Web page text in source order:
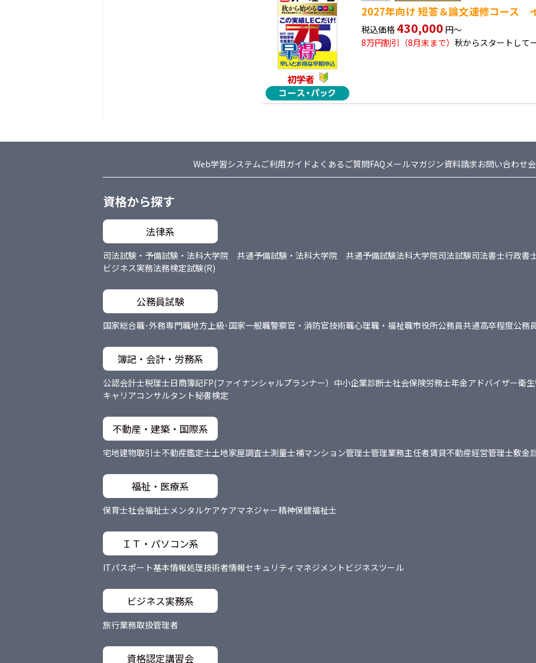
初学者
2027年向け 短答＆論文速修コース
税込価格 430,000 円～
8万円割引（8月末まで）秋からスタートして
Web学習システムご利用ガイド よくあるご質問FAQ メールマガジン資料請求お問い合わせ
資格から探す
法律系
司法試験・予備試験・法科大学院 共通予備試験・法科大学院 共通予備試験法科大学院司法試験司法書士行政書
ビジネス実務法務検定試験(R)
公務員試験
国家総合職･外務専門職地方上級･国家一般職警察官・消防官技術職心理職・福祉職市役所公務員共通高卒程度公務
簿記・会計・労務系
公認会計士税理士日商簿記FP(ファイナンシャルプランナー） 中小企業診断士社会保険労務士年金アドバイザー衛
キャリアコンサルタント秘書検定
不動産・建築・国際系
宅地建物取引士不動産鑑定士土地家屋調査士測量士補マンション管理士管理業務主任者賃貸不動産経営管理士敷金
福祉・医療系
保育士社会福祉士 メンタルケアケアマネジャー精神保健福祉士
ＩＴ・パソコン系
ITパスポート基本情報処理技術者情報セキュリティマネジメント ビジネスツール
ビジネス実務系
旅行業務取扱管理者
資格認定講習会